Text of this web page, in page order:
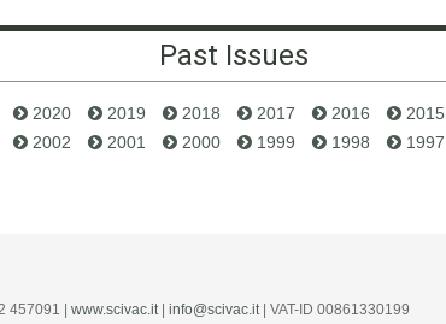
Past Issues
2020 2019 2018 2017 2016 2015
2002 2001 2000 1999 1998 1997
457091 | www.scivac.it| info@scivac.it| VAT-ID 00861330199